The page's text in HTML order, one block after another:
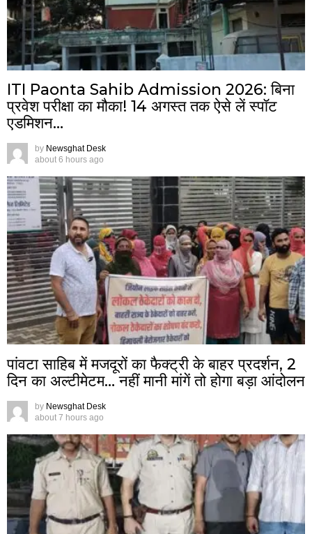
ITI Paonta Sahib Admission 2026: बिना
प्रवेश परीक्षा का मौका! 14 अगस्त तक ऐसे लें स्पॉट
एडमिशन…
by Newsghat Desk
about 6 hours ago
पांवटा साहिब में मजदूरों का फैक्ट्री के बाहर प्रदर्शन, 2
दिन का अल्टीमेटम… नहीं मानी मांगें तो होगा बड़ा आंदोलन
by Newsghat Desk
about 7 hours ago